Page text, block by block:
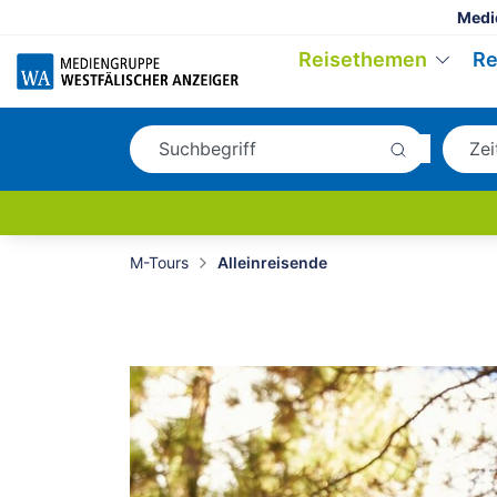
Reisethemen
M-Tours Alleinreisende